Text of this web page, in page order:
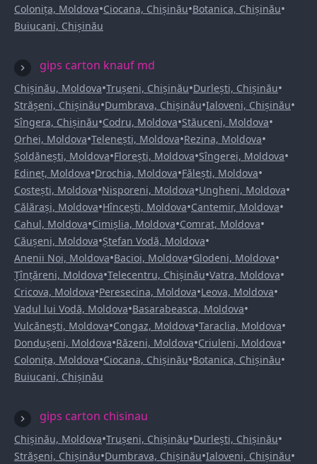
Colonița, Moldova•Ciocana, Chișinău•Botanica, Chișinău•
Buiucani, Chișinău
gips carton knauf md
Chișinău, Moldova•Trușeni, Chișinău•Durlești, Chișinău•
Strășeni, Chișinău•Dumbrava, Chișinău•Ialoveni, Chișinău•
Sîngera, Chișinău•Codru, Moldova•Stăuceni, Moldova•
Orhei, Moldova•Telenești, Moldova•Rezina, Moldova•
Șoldănești, Moldova•Florești, Moldova•Sîngerei, Moldova•
Edineț, Moldova•Drochia, Moldova•Fălești, Moldova•
Costești, Moldova•Nisporeni, Moldova•Ungheni, Moldova•
Călărași, Moldova•Hîncești, Moldova•Cantemir, Moldova•
Cahul, Moldova•Cimișlia, Moldova•Comrat, Moldova•
Căușeni, Moldova•Ștefan Vodă, Moldova•
Anenii Noi, Moldova•Bacioi, Moldova•Glodeni, Moldova•
Țînțăreni, Moldova•Telecentru, Chișinău•Vatra, Moldova•
Cricova, Moldova•Peresecina, Moldova•Leova, Moldova•
Vadul lui Vodă, Moldova•Basarabeasca, Moldova•
Vulcănești, Moldova•Congaz, Moldova•Taraclia, Moldova•
Dondușeni, Moldova•Răzeni, Moldova•Criuleni, Moldova•
Colonița, Moldova•Ciocana, Chișinău•Botanica, Chișinău•
Buiucani, Chișinău
gips carton chisinau
Chișinău, Moldova•Trușeni, Chișinău•Durlești, Chișinău•
Strășeni, Chișinău•Dumbrava, Chișinău•Ialoveni, Chișinău•